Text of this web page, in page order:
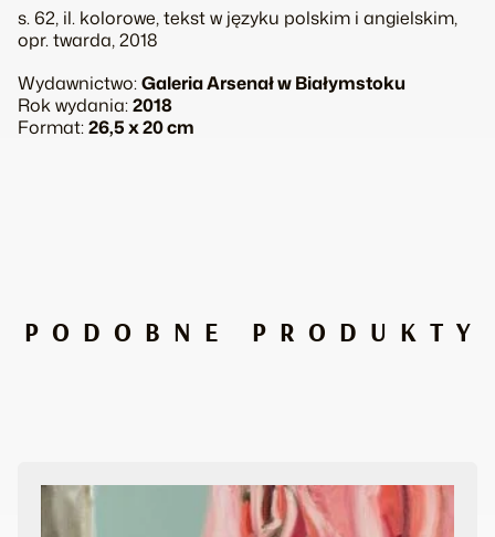
Made
in
Blue
Republic
s. 62, il. kolorowe, tekst w języku polskim i angielskim,
opr. twarda, 2018
Wydawnictwo:Galeria Arsenał w Białymstoku
Rok wydania:2018
Format:26,5 x 20 cm
PODOBNE PRODUKTY